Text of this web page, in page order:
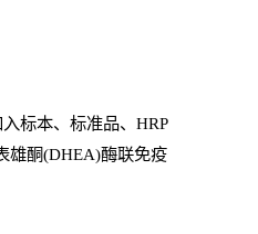
标本、标准品、 HRP
雄酮(DHEA)酶联免疫